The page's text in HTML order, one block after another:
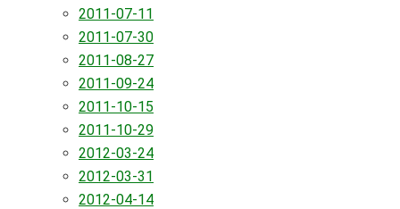
2011-07-11
2011-07-30
2011-08-27
2011-09-24
2011-10-15
2011-10-29
2012-03-24
2012-03-31
2012-04-14